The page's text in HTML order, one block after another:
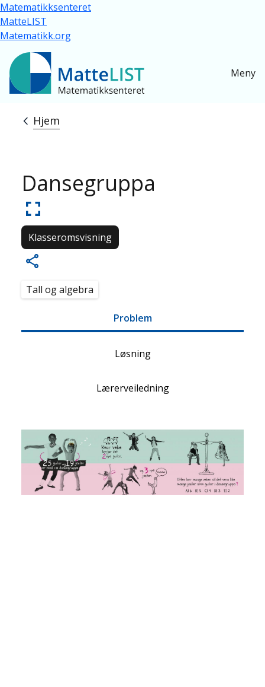
Hopp til hovedinnhold
Matematikksenteret
MatteLIST
Matematikk.org
Meny
Navigasjonssti
Hjem
Dansegruppa
Klasseromsvisning
Tall og algebra
Problem
Løsning
Lærerveiledning